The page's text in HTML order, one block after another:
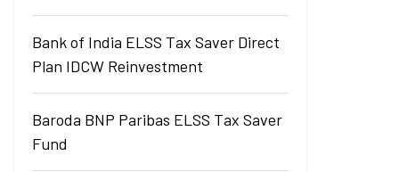
Bank of India ELSS Tax Saver Direct
Plan IDCW Reinvestment
Baroda BNP Paribas ELSS Tax Saver
Fund